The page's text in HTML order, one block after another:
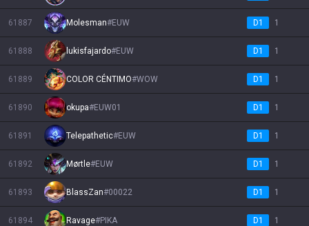
61887 Molesman#EUW D1 1
61888 lukisfajardo#EUW D1 1
61889 COLOR CÉNTIMO#WOW D1 1
61890 okupa#EUW01 D1 1
61891 Telepathetic#EUW D1 1
61892 Mørtle#EUW D1 1
61893 BlassZan#00022 D1 1
61894 Ravage#PIKA D1 1